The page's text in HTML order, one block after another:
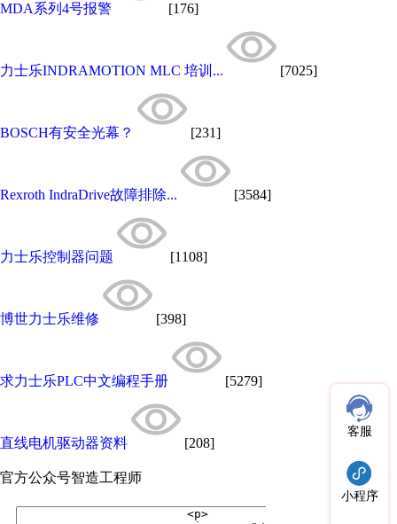
MDA系列4号报警 [176]
力士乐INDRAMOTION MLC 培训... [7025]
BOSCH有安全光幕？ [231]
Rexroth IndraDrive故障排除... [3584]
力士乐控制器问题 [1108]
博世力士乐维修 [398]
求力士乐PLC中文编程手册 [5279]
直线电机驱动器资料 [208]
官方公众号智造工程师
客服
小程序